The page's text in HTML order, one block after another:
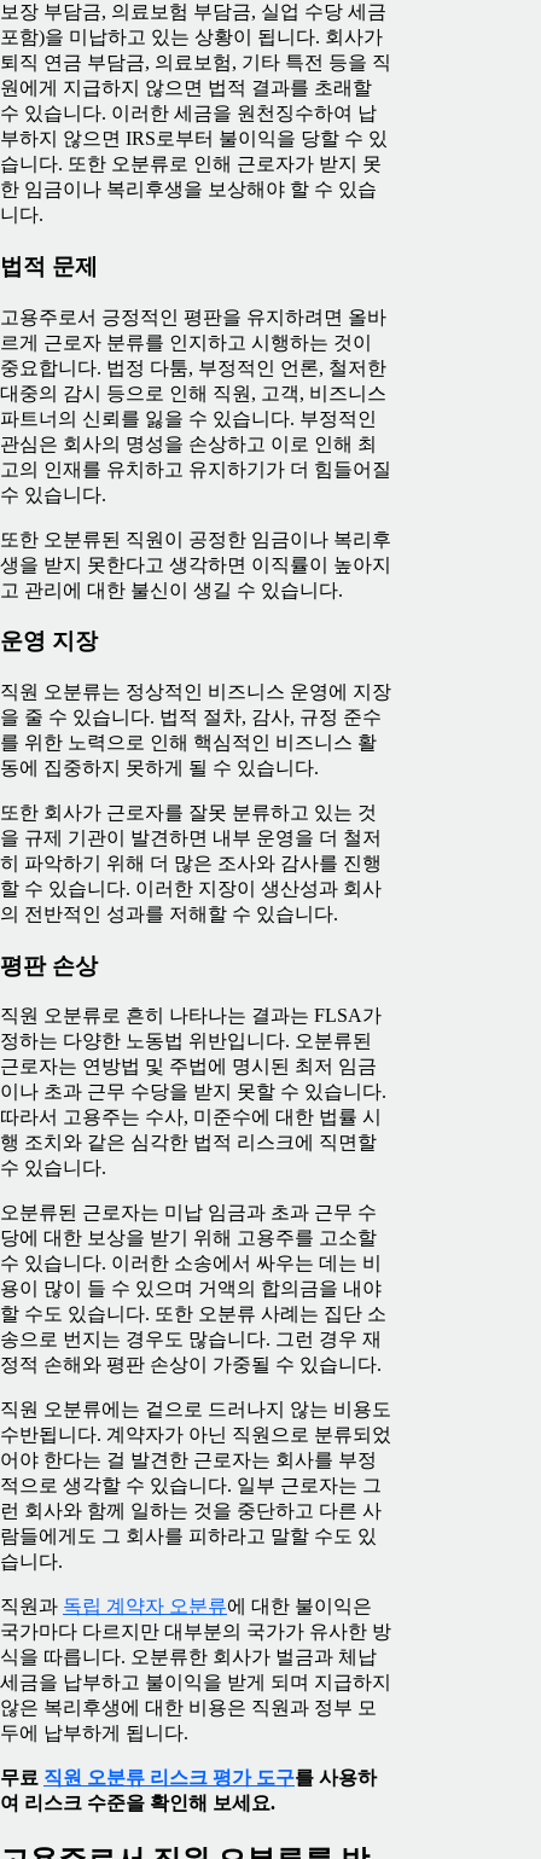
보장 부담금, 의료보험 부담금, 실업 수당 세금
포함)을 미납하고 있는 상황이 됩니다. 회사가
퇴직 연금 부담금, 의료보험, 기타 특전 등을 직
원에게 지급하지 않으면 법적 결과를 초래할
수 있습니다. 이러한 세금을 원천징수하여 납
부하지 않으면 IRS로부터 불이익을 당할 수 있
습니다. 또한 오분류로 인해 근로자가 받지 못
한 임금이나 복리후생을 보상해야 할 수 있습
니다.
법적 문제
고용주로서 긍정적인 평판을 유지하려면 올바
르게 근로자 분류를 인지하고 시행하는 것이
중요합니다. 법정 다툼, 부정적인 언론, 철저한
대중의 감시 등으로 인해 직원, 고객, 비즈니스
파트너의 신뢰를 잃을 수 있습니다. 부정적인
관심은 회사의 명성을 손상하고 이로 인해 최
고의 인재를 유치하고 유지하기가 더 힘들어질
수 있습니다.
또한 오분류된 직원이 공정한 임금이나 복리후
생을 받지 못한다고 생각하면 이직률이 높아지
고 관리에 대한 불신이 생길 수 있습니다.
운영 지장
직원 오분류는 정상적인 비즈니스 운영에 지장
을 줄 수 있습니다. 법적 절차, 감사, 규정 준수
를 위한 노력으로 인해 핵심적인 비즈니스 활
동에 집중하지 못하게 될 수 있습니다.
또한 회사가 근로자를 잘못 분류하고 있는 것
을 규제 기관이 발견하면 내부 운영을 더 철저
히 파악하기 위해 더 많은 조사와 감사를 진행
할 수 있습니다. 이러한 지장이 생산성과 회사
의 전반적인 성과를 저해할 수 있습니다.
평판 손상
직원 오분류로 흔히 나타나는 결과는 FLSA가
정하는 다양한 노동법 위반입니다. 오분류된
근로자는 연방법 및 주법에 명시된 최저 임금
이나 초과 근무 수당을 받지 못할 수 있습니다.
따라서 고용주는 수사, 미준수에 대한 법률 시
행 조치와 같은 심각한 법적 리스크에 직면할
수 있습니다.
오분류된 근로자는 미납 임금과 초과 근무 수
당에 대한 보상을 받기 위해 고용주를 고소할
수 있습니다. 이러한 소송에서 싸우는 데는 비
용이 많이 들 수 있으며 거액의 합의금을 내야
할 수도 있습니다. 또한 오분류 사례는 집단 소
송으로 번지는 경우도 많습니다. 그런 경우 재
정적 손해와 평판 손상이 가중될 수 있습니다.
직원 오분류에는 겉으로 드러나지 않는 비용도
수반됩니다. 계약자가 아닌 직원으로 분류되었
어야 한다는 걸 발견한 근로자는 회사를 부정
적으로 생각할 수 있습니다. 일부 근로자는 그
런 회사와 함께 일하는 것을 중단하고 다른 사
람들에게도 그 회사를 피하라고 말할 수도 있
습니다.
직원과 독립 계약자 오분류에 대한 불이익은
국가마다 다르지만 대부분의 국가가 유사한 방
식을 따릅니다. 오분류한 회사가 벌금과 체납
세금을 납부하고 불이익을 받게 되며 지급하지
않은 복리후생에 대한 비용은 직원과 정부 모
두에 납부하게 됩니다.
무료 직원 오분류 리스크 평가 도구를 사용하
여 리스크 수준을 확인해 보세요.